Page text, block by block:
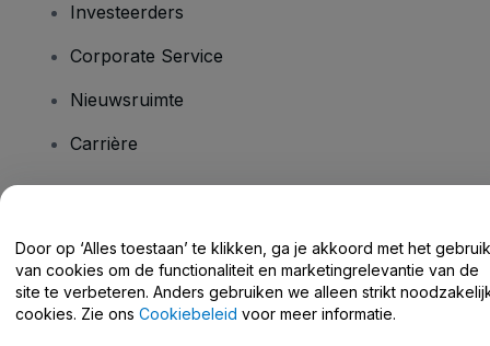
Investeerders
Corporate Service
Nieuwsruimte
Carrière
Helpcentrum / Neem Contact Met Ons Op
Door op ‘Alles toestaan’ te klikken, ga je akkoord met het gebruik
van cookies om de functionaliteit en marketingrelevantie van de
site te verbeteren. Anders gebruiken we alleen strikt
cookies. Zie ons Cookiebeleid voor meer informatie.